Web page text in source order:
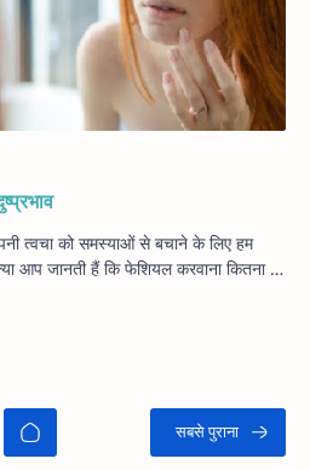
त्वचा को समस्याओं से बचाने के लिए हम
आप जानती हैं कि फेशियल करवाना कितना …